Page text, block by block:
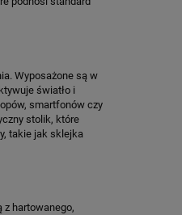
Wyposażone są w
światło i
smartfonów czy
stolik, które
takie jak sklejka
z hartowanego,